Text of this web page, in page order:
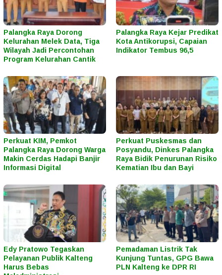
Palangka Raya Dorong
Kelurahan Melek Data, Tiga
Wilayah Jadi Percontohan
Program Kelurahan Cantik
Palangka Raya Kejar Predikat
Kota Antikorupsi, Capaian
Indikator Tembus 96,5
Perkuat KIM, Pemkot
Palangka Raya Dorong Warga
Makin Cerdas Hadapi Banjir
Informasi Digital
Perkuat Puskesmas dan
Posyandu, Dinkes Palangka
Raya Bidik Penurunan Risiko
Kematian Ibu dan Bayi
Edy Pratowo Tegaskan
Pelayanan Publik Kalteng
Harus Bebas
Pemadaman Listrik Tak
Kunjung Tuntas, GPG Bawa
PLN Kalteng ke DPR RI